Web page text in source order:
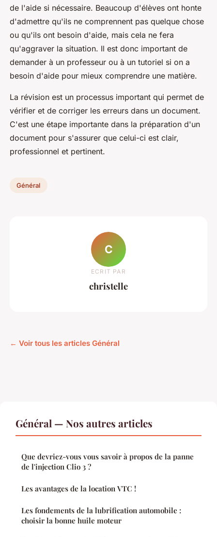
de l'aide si nécessaire. Beaucoup d'élèves ont honte
d'admettre qu'ils ne comprennent pas quelque chose
ou qu'ils ont besoin d'aide, mais cela ne fera
qu'aggraver la situation. Il est donc important de
demander à un professeur ou à un tutoriel si on a
besoin d'aide pour mieux comprendre une matière.
La révision est un processus important qui permet de
vérifier et de corriger les erreurs dans un document.
C'est une étape importante dans la préparation d'un
document pour s'assurer que celui-ci est clair,
professionnel et pertinent.
Général
C
ECRIT PAR
christelle
← Voir tous les articles Général
Général — Nos autres articles
Que devriez-vous vous savoir à propos de la panne
de l'injection Clio 3 ?
Les avantages de la location VTC !
Les fondements de la lubrification automobile :
choisir la bonne huile moteur